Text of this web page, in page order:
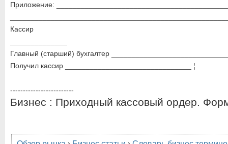
Приложение:
Кассир
Главный (старший) бухгалтер
Получил кассир _______________________________ ¦
-------------------------
Бизнес : Приходный кассовый ордер.